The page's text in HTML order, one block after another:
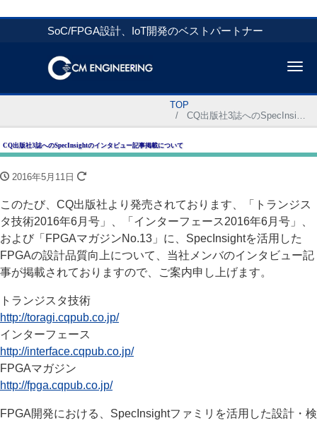
SoC/FPGA設計、IoT開発のベストパートナー
TOP
CQ出版社3誌へのSpecInsightのインタビュー記事掲載について
CQ出版社3誌へのSpecInsightのインタビュー記事掲載について
2016年5月11日
このたび、CQ出版社より発売されております、「トランジス
タ技術2016年6月号」、「インターフェース2016年6月号」、
および「FPGAマガジンNo.13」に、SpecInsightを活用した
FPGAの設計品質向上について、当社メンバのインタビュー記
事が掲載されておりますので、ご案内申し上げます。
トランジスタ技術
http://toragi.cqpub.co.jp/
インターフェース
http://interface.cqpub.co.jp/
FPGAマガジン
http://fpga.cqpub.co.jp/
FPGA開発における、SpecInsightファミリを活用した設計・検